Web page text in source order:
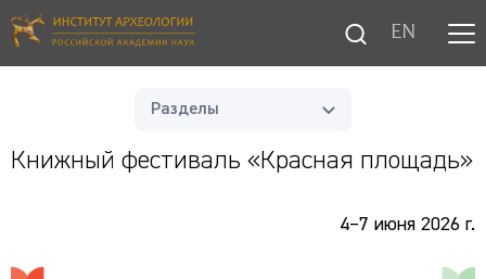
EN
Разделы
Книжный фестиваль «Красная площадь»
4–7 июня 2026 г.